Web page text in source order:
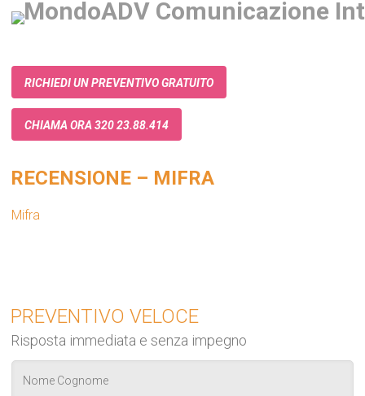
RICHIEDI UN PREVENTIVO GRATUITO
CHIAMA ORA 320 23.88.414
RECENSIONE – MIFRA
Mifra
PREVENTIVO VELOCE
Risposta immediata e senza impegno